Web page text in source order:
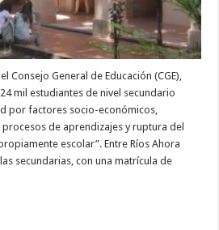
General de Educación (CGE),
mil estudiantes de nivel secundario
por factores socio-económicos,
de aprendizajes y ruptura del
escolar”. Entre Ríos Ahora
secundarias, con una matrícula de